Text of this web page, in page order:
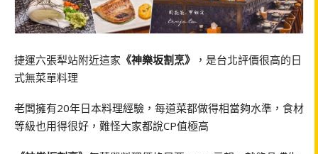
捷運六張犁站附近這家 《神樂坂割烹》
，是台北評價很高的日
式無菜單料理
老闆擁有20年日本料理經驗，每道菜都做得相當夠水準，食材
等級也用得很好，難怪大家都說CP值極高